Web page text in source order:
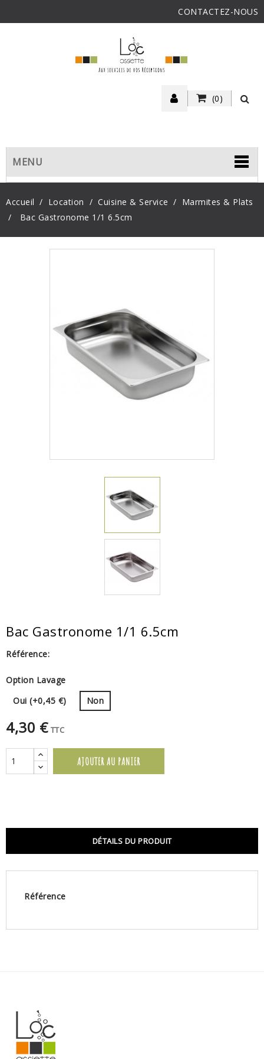
CONTACTEZ-NOUS
(0)
MENU
Accueil Location Cuisine & Service
Marmites & Plats
Bac Gastronome 1/1 6.5cm
Bac Gastronome 1/1 6.5cm
Référence:
Option Lavage
Oui (+0,45 €)
Non
4,30 € TTC
AJOUTER AU PANIER
DÉTAILS DU PRODUIT
Référence